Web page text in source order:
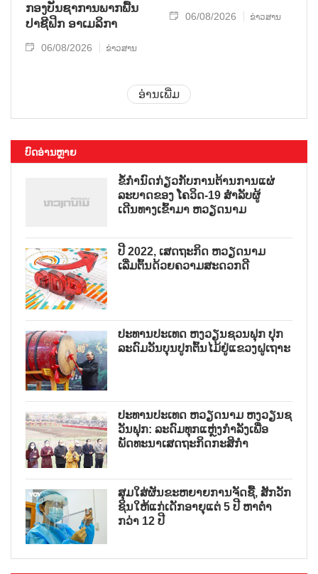
ກອງ​ບັນ​ຊາ​ການພາກ​ພື້ນ​
ປາ​ຊີ​ຟິກ ອາ​ເມ​ລິ​ກາ
06/08/2026 ຂ່າວສານ
06/08/2026 ຂ່າວສານ
ອ່ານເພີ່ມ
ບົດອ່ານຫຼາຍ
ຂໍ້ກຳນົດກ່ຽວກັບການຕ້ານການແຜ່
ລະບາດຂອງ ໂຄວິດ-19 ສຳລັບຜູ້
ເດີນທາງເຂົ້າມາ ຫວຽດນາມ
ປີ 2022, ເສດຖະກິດ ຫວຽດນາມ
ເລີ່ມຕົ້ນດ້ວຍຄວາມສະດວກດີ
ປະທານປະເທດ ຫງວຽນຊວນຟຸກ ປຸກ
ລະດົມວັນບຸນປູກຕົ້ນໄມ້ຢູ່ແຂວງຝູເຖາະ
ປະທານປະເທດ ຫວຽດນາມ ຫງວຽນຊ
ວັນຟຸກ: ລະດົມທຸກແຫຼ່ງກຳລັງເພື່ອ
ພັດທະນາເສດຖະກິດກະສິກຳ
ສຸມໃສ່ຜັນຂະຫຍາຍການຈັດຊື້, ສັກວັກ
ຊິນໃຫ້ແກ່ເດັກອາຍຸແຕ່ 5 ປີ ຫາຕ່ຳ
ກວ່າ 12 ປີ